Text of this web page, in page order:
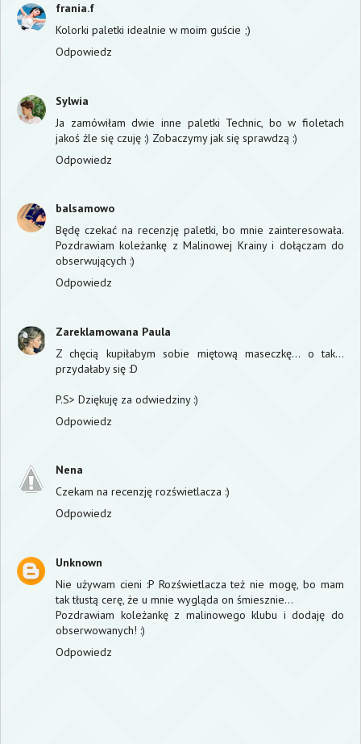
frania.f
Kolorki paletki idealnie w moim guście ;)
Odpowiedz
Sylwia
Ja zamówiłam dwie inne paletki Technic, bo w fioletach
jakoś źle się czuję :) Zobaczymy jak się sprawdzą :)
Odpowiedz
balsamowo
Będę czekać na recenzję paletki, bo mnie zainteresowała.
Pozdrawiam koleżankę z Malinowej Krainy i dołączam do
obserwujących :)
Odpowiedz
Zareklamowana Paula
Z chęcią kupiłabym sobie miętową maseczkę... o tak...
przydałaby się :D
P.S> Dziękuję za odwiedziny :)
Odpowiedz
Nena
Czekam na recenzję rozświetlacza :)
Odpowiedz
Unknown
Nie używam cieni :P Rozświetlacza też nie mogę, bo mam
tak tłustą cerę, że u mnie wygląda on śmiesznie...
Pozdrawiam koleżankę z malinowego klubu i dodaję do
obserwowanych! :)
Odpowiedz